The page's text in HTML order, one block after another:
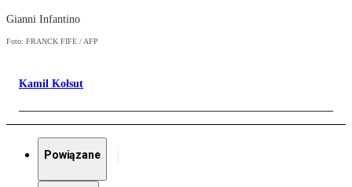
Gianni Infantino
Foto: FRANCK FIFE / AFP
Kamil Kołsut
Powiązane